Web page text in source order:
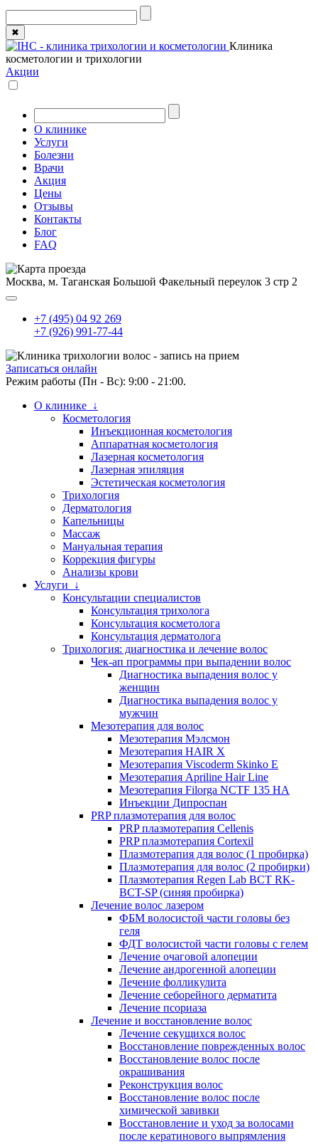
✖
Клиника
косметологии и трихологии
Акции
О клинике
Услуги
Болезни
Врачи
Акция
Цены
Отзывы
Контакты
Блог
FAQ
Москва, м. Таганская Большой Факельный переулок 3 стр 2
+7 (495) 04 92 269
+7 (926) 991-77-44
Записаться онлайн
Режим работы (Пн - Вс): 9:00 - 21:00.
О клинике ↓
Косметология
Инъекционная косметология
Аппаратная косметология
Лазерная косметология
Лазерная эпиляция
Эстетическая косметология
Трихология
Дерматология
Капельницы
Массаж
Мануальная терапия
Коррекция фигуры
Анализы крови
Услуги ↓
Консультации специалистов
Консультация трихолога
Консультация косметолога
Консультация дерматолога
Трихология: диагностика и лечение волос
Чек-ап программы при выпадении волос
Диагностика выпадения волос у
женщин
Диагностика выпадения волос у
мужчин
Мезотерапия для волос
Мезотерапия Мэлсмон
Мезотерапия HAIR X
Мезотерапия Viscoderm Skinko E
Мезотерапия Apriline Hair Line
Мезотерапия Filorga NCTF 135 HA
Инъекции Дипроспан
PRP плазмотерапия для волос
PRP плазмотерапия Cellenis
PRP плазмотерапия Cortexil
Плазмотерапия для волос (1 пробирка)
Плазмотерапия для волос (2 пробирки)
Плазмотерапия Regen Lab BCT RK-
BCT-SP (синяя пробирка)
Лечение волос лазером
ФБМ волосистой части головы без
геля
ФДТ волосистой части головы с гелем
Лечение очаговой алопеции
Лечение андрогенной алопеции
Лечение фолликулита
Лечение себорейного дерматита
Лечение псориаза
Лечение и восстановление волос
Лечение секущихся волос
Восстановление поврежденных волос
Восстановление волос после
окрашивания
Реконструкция волос
Восстановление волос после
химической завивки
Восстановление и уход за волосами
после кератинового выпрямления